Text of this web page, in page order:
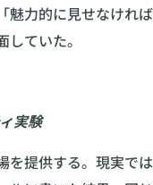
魅力的に見せなければ
ていた。
実験
を提供する。現実では